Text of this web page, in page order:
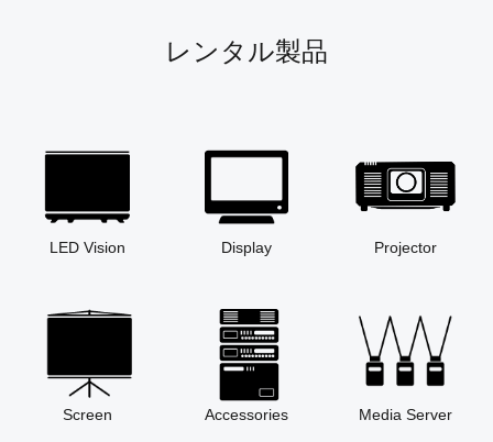
レンタル製品
LED Vision Display Projector
Screen Accessories Media Server